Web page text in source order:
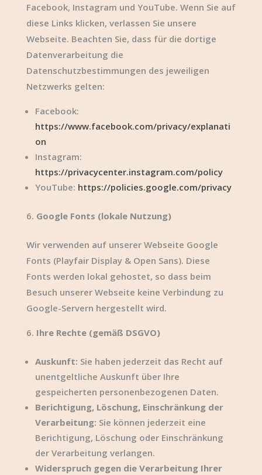
Facebook, Instagram und YouTube. Wenn Sie auf
diese Links klicken, verlassen Sie unsere
Webseite. Beachten Sie, dass für die dortige
Datenverarbeitung die
Datenschutzbestimmungen des jeweiligen
Netzwerks gelten:
Facebook:
https://www.facebook.com/privacy/explanati
on
Instagram:
https://privacycenter.instagram.com/policy
YouTube: https://policies.google.com/privacy
Google Fonts (lokale Nutzung)
Wir verwenden auf unserer Webseite Google
Fonts (Playfair Display & Open Sans). Diese
Fonts werden lokal gehostet, so dass beim
Besuch unserer Webseite keine Verbindung zu
Google-Servern hergestellt wird.
Ihre Rechte (gemäß DSGVO)
Auskunft: Sie haben jederzeit das Recht auf
unentgeltliche Auskunft über Ihre
gespeicherten personenbezogenen Daten.
Berichtigung, Löschung, Einschränkung der
Verarbeitung: Sie können jederzeit eine
Berichtigung, Löschung oder Einschränkung
der Verarbeitung verlangen.
Widerspruch gegen die Verarbeitung Ihrer